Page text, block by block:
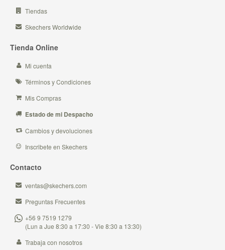
Tiendas
Skechers Worldwide
Tienda Online
Mi cuenta
Términos y Condiciones
Mis Compras
Estado de mi Despacho
Cambios y devoluciones
Inscribete en Skechers
Contacto
ventas@skechers.com
Preguntas Frecuentes
+56 9 7519 1279
(Lun a Jue 8:30 a 17:30 - Vie 8:30 a 13:30)
Trabaja con nosotros